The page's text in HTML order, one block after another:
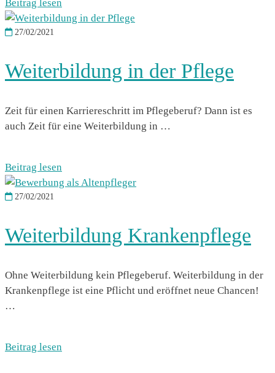
Beitrag lesen
27/02/2021
Weiterbildung in der Pflege
Zeit für einen Karriereschritt im Pflegeberuf? Dann ist es
auch Zeit für eine Weiterbildung in …
Beitrag lesen
27/02/2021
Weiterbildung Krankenpflege
Ohne Weiterbildung kein Pflegeberuf. Weiterbildung in der
Krankenpflege ist eine Pflicht und eröffnet neue Chancen!
…
Beitrag lesen